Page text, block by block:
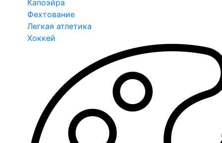
Капоэйра
Фехтование
Легкая атлетика
Хоккей